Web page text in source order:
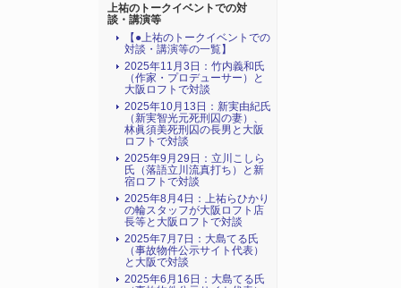
上祐のトークイベントでの対
談・講演等
【●上祐のトークイベントでの
対談・講演等の一覧】
2025年11月3日：竹内義和氏
（作家・プロデューサー）と
大阪ロフトで対談
2025年10月13日：新実由紀氏
（新実智光元死刑囚の妻）、
林眞須美死刑囚の長男と大阪
ロフトで対談
2025年9月29日：立川こしら
氏（落語立川流真打ち）と新
宿ロフトで対談
2025年8月4日：上祐らひかり
の輪スタッフが大阪ロフト店
長等と大阪ロフトで対談
2025年7月7日：大島てる氏
（事故物件公示サイト代表）
と大阪で対談
2025年6月16日：大島てる氏